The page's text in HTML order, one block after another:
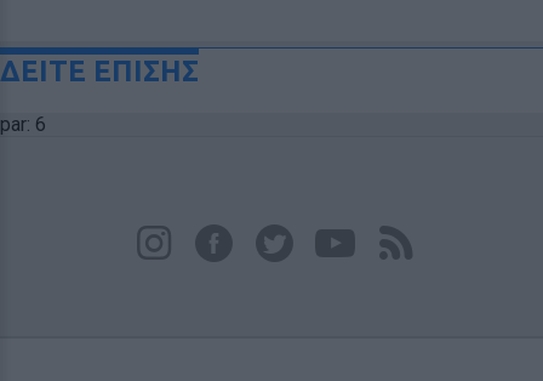
ΔΕΙΤΕ ΕΠΙΣΗΣ
par: 6